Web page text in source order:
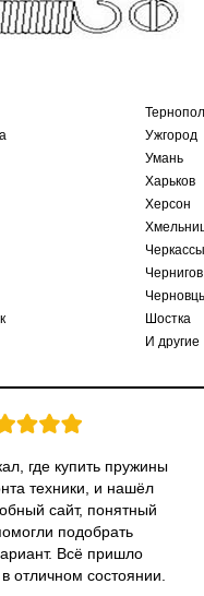
Ужгород
Умань
Харьков
Херсон
Черкассы
Чернигов
Шостка
И другие
где купить пружины
техники, и нашёл
сайт, понятный
подобрать
Всё пришло
отличном состоянии.